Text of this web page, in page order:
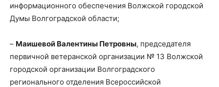
информационного обеспечения Волжской городской
Думы Волгоградской области;
– Маишевой Валентины Петровны, председателя
первичной ветеранской организации № 13 Волжской
городской организации Волгоградского
регионального отделения Всероссийской